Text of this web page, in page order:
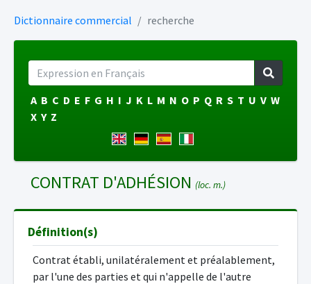
Dictionnaire commercial recherche
A B C D E F G H I J K L M N O P Q R S T U V W
X Y Z
CONTRAT D'ADHÉSION (loc. m.)
Définition(s)
Contrat établi, unilatéralement et préalablement,
par l'une des parties et qui n'appelle de l'autre